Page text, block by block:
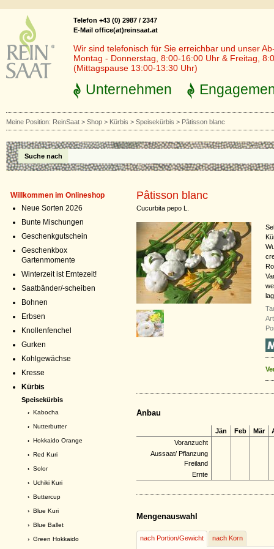
Telefon +43 (0) 2987 / 2347
E-Mail office(at)reinsaat.at
Wir sind telefonisch für Sie erreichbar und unser
Montag - Donnerstag, 8:00-16:00 Uhr & Freitag,
(Mittagspause 13:00-13:30 Uhr)
Unternehmen
Meine Position: ReinSaat > Shop > Kürbis > Speisekürbis > Pâtisson blanc
Suche nach
Willkommen im Onlineshop
Neue Sorten 2026
Bunte Mischungen
Geschenkgutschein
Geschenkbox
Gartenmomente
Winterzeit ist Erntezeit!
Saatbänder/-scheiben
Bohnen
Erbsen
Knollenfenchel
Gurken
Kohlgewächse
Kresse
Kürbis
Speisekürbis
› Kabocha
› Nutterbutter
› Hokkaido Orange
› Red Kuri
› Solor
› Uchiki Kuri
› Buttercup
› Blue Kuri
› Blue Ballet
› Green Hokkaido
Pâtisson blanc
Cucurbita pepo L.
Anbau
Jän Feb Mär
Voranzucht
Aussaat/ Pflanzung
Freiland
Ernte
Mengenauswahl
nach Portion/Gewicht nach Korn